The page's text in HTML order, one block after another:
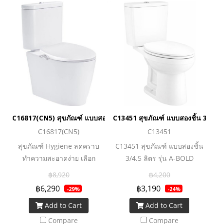
C16817(CN5) สุขภัณฑ์ แบบสองชิ้น 3/4.5 ลิตร รุ่น 3X3-E1
C16817(CN5)
สุขภัณฑ์ Hygiene ลดคราบ
ทำความสะอาดง่าย เลือก
ประหยัดน้ำได้ 2 แบบ ทั้งแบบ 3
ลิตร และ 4.5 ลิตร (ประหยัดน้ำ
12.5% เมื่อเทียบกับ 3/6 ลิตร)
฿8,920
฿6,290 -29%
Add to Cart
Compare
C13451 สุขภัณฑ์ แบบสองชิ้น 3/
C13451
C13451 สุขภัณฑ์ แบบสองชิ้น
3/4.5 ลิตร รุ่น A-BOLD
฿4,200
฿3,190 -24%
Add to Cart
Compare